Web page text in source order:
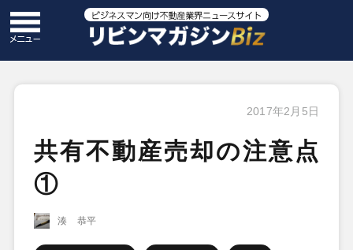
2017年2月5日
共有不動産売却の注意点
①
湊 恭平